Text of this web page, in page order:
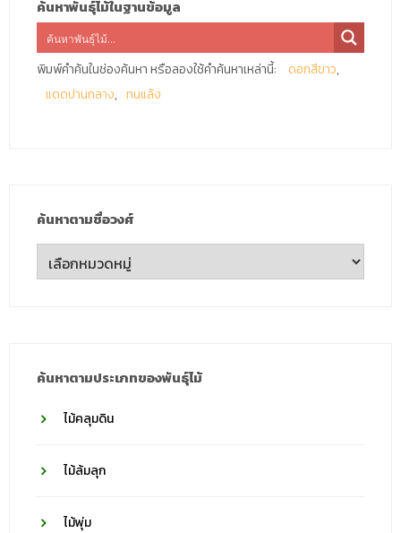
ค้นหาพันธุ์ไม้ในฐานข้อมูล
พิมพ์คำค้นในช่องค้นหา หรือลองใช้คำค้นหาเหล่านี้:
ดอกสีขาว
แดดปานกลาง
ทนแล้ง
ค้นหาตามชื่อวงศ์
ค้นหา
ตาม
ค้นหาตามประเภทของพันธุ์ไม้
ไม้คลุมดิน
ไม้ล้มลุก
ไม้พุ่ม